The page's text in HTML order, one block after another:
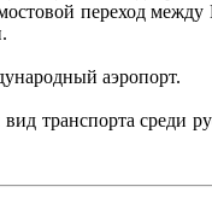
переход
аэропорт.
транспорта среди